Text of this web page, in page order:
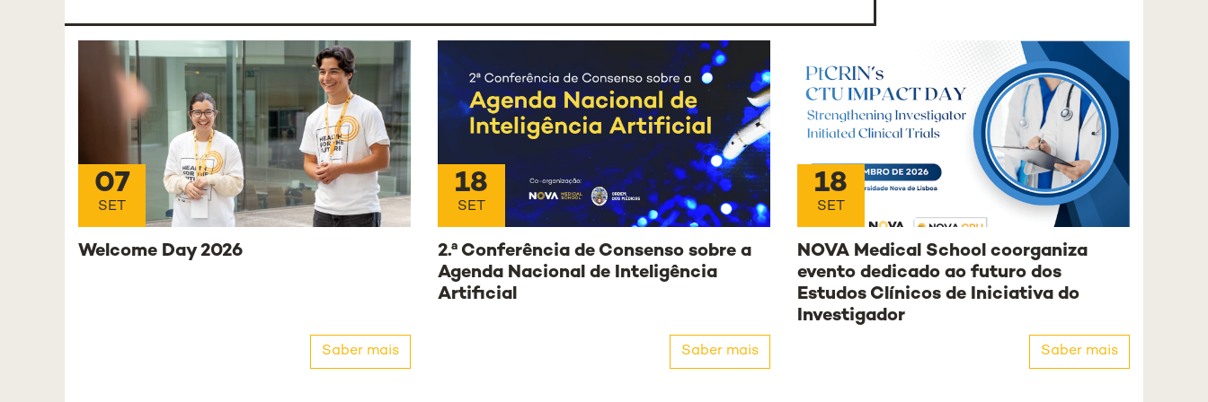
07
SET
Welcome Day 2026
Saber mais
18
SET
2.ª Conferência de Consenso sobre a
Agenda Nacional de Inteligência
Artificial
Saber mais
18
SET
NOVA Medical School coorganiza
evento dedicado ao futuro dos
Estudos Clínicos de Iniciativa do
Investigador
Saber mais